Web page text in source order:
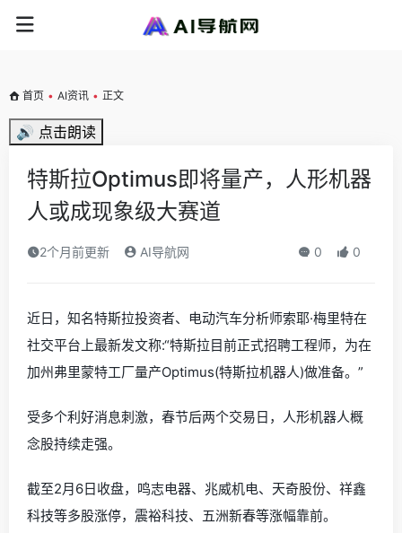
首页 • AI资讯 • 正文
🔊 点击朗读
特斯拉Optimus即将量产，人形机器
人或成现象级大赛道
2个月前更新 AI导航网 0 0
近日，知名特斯拉投资者、电动汽车分析师索耶·梅里特在
社交平台上最新发文称:“特斯拉目前正式招聘工程师，为在
加州弗里蒙特工厂量产Optimus(特斯拉机器人)做准备。”
受多个利好消息刺激，春节后两个交易日，人形机器人概
念股持续走强。
截至2月6日收盘，鸣志电器、兆威机电、天奇股份、祥鑫
科技等多股涨停，震裕科技、五洲新春等涨幅靠前。